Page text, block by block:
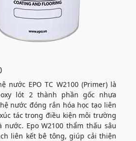
nước EPO TC W2100 (Primer) là
lót 2 thành phần gốc nhựa
nước đóng rắn hóa học tạo liên
tác trong điều kiện môi trường
nước. Epo W2100 thẩm thấu sâu
liên kết bê tông, giúp cải thiện